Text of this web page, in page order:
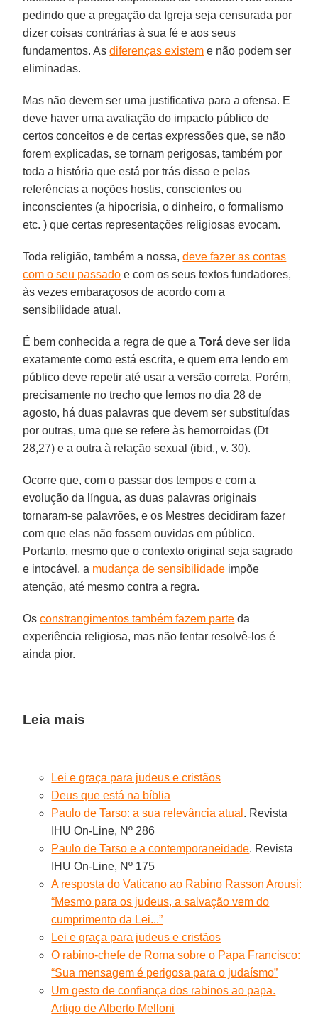
pedindo que a pregação da Igreja seja censurada por
dizer coisas contrárias à sua fé e aos seus
fundamentos. Asdiferenças existem e não podem ser
eliminadas.
Mas não devem ser uma justificativa para a ofensa. E
deve haver uma avaliação do impacto público de
certos conceitos e de certas expressões que, se não
forem explicadas, se tornam perigosas, também por
toda a história que está por trás disso e pelas
referências a noções hostis, conscientes ou
inconscientes (a hipocrisia, o dinheiro, o formalismo
etc. ) que certas representações religiosas evocam.
Toda religião, também a nossa,deve fazer as contas
com o seu passado e com os seus textos fundadores,
às vezes embaraçosos de acordo com a
sensibilidade atual.
É bem conhecida a regra de que aTorá deve ser lida
exatamente como está escrita, e quem erra lendo em
público deve repetir até usar a versão correta. Porém,
precisamente no trecho que lemos no dia 28 de
agosto, há duas palavras que devem ser substituídas
por outras, uma que se refere às hemorroidas (Dt
28,27) e a outra à relação sexual (ibid., v. 30).
Ocorre que, com o passar dos tempos e com a
evolução da língua, as duas palavras originais
tornaram-se palavrões, e os Mestres decidiram fazer
com que elas não fossem ouvidas em público.
Portanto, mesmo que o contexto original seja sagrado
e intocável, a mudança de sensibilidade impõe
atenção, até mesmo contra a regra.
Osconstrangimentos também fazem parte da
experiência religiosa, mas não tentar resolvê-los é
ainda pior.
Leia mais
Lei e graça para judeus e cristãos
Deus que está na bíblia
Paulo de Tarso: a sua relevância atual . Revista
IHU On-Line, Nº 286
Paulo de Tarso e a contemporaneidade. Revista
IHU On-Line, Nº 175
A resposta do Vaticano ao Rabino Rasson Arousi:
“Mesmo para os judeus, a salvação vem do
cumprimento da Lei...”
Lei e graça para judeus e cristãos
O rabino-chefe de Roma sobre o Papa Francisco:
“Sua mensagem é perigosa para o judaísmo”
Um gesto de confiança dos rabinos ao papa.
Artigo de Alberto Melloni